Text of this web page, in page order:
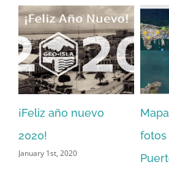
de
de
Mapa interactivo de
fotos históricas de
Puerto Rico